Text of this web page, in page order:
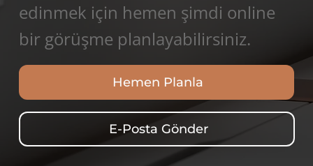
edinmek için hemen şimdi online
bir görüşme planlayabilirsiniz.
Hemen Planla
E-Posta Gönder